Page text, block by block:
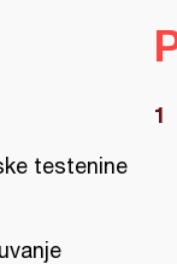
testenine